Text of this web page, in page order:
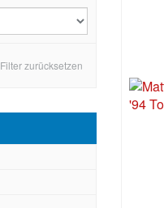
Filter zurücksetzen